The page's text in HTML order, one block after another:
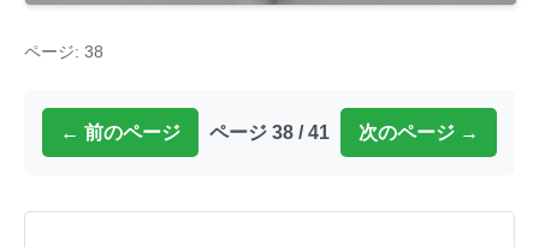
ページ: 38
← 前のページ ページ 38 / 41 次のページ →